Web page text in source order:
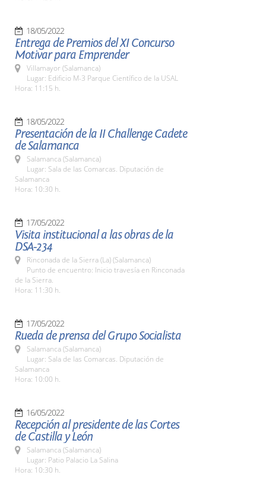
18/05/2022
Entrega de Premios del XI Concurso
Motivar para Emprender
Villamayor (Salamanca)
Lugar: Edificio M-3 Parque Científico de la USAL
Hora: 11:15 h.
18/05/2022
Presentación de la II Challenge Cadete
de Salamanca
Salamanca (Salamanca)
Lugar: Sala de las Comarcas. Diputación de
Salamanca
Hora: 10:30 h.
17/05/2022
Visita institucional a las obras de la
DSA-234
Rinconada de la Sierra (La) (Salamanca)
Punto de encuentro: Inicio travesía en Rinconada
de la Sierra.
Hora: 11:30 h.
17/05/2022
Rueda de prensa del Grupo Socialista
Salamanca (Salamanca)
Lugar: Sala de las Comarcas. Diputación de
Salamanca
Hora: 10:00 h.
16/05/2022
Recepción al presidente de las Cortes
de Castilla y León
Salamanca (Salamanca)
Lugar: Patio Palacio La Salina
Hora: 10:30 h.